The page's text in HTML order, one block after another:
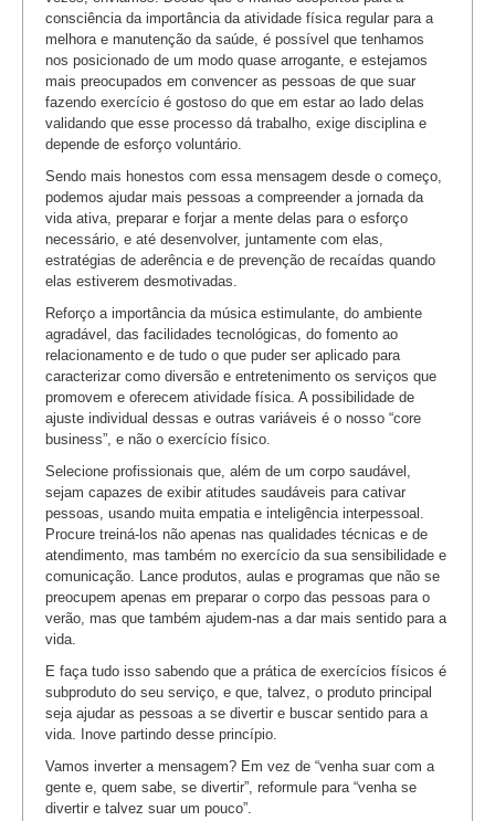
consciência da importância da atividade física regular para a
melhora e manutenção da saúde, é possível que tenhamos
nos posicionado de um modo quase arrogante, e estejamos
mais preocupados em convencer as pessoas de que suar
fazendo exercício é gostoso do que em estar ao lado delas
validando que esse processo dá trabalho, exige disciplina e
depende de esforço voluntário.
Sendo mais honestos com essa mensagem desde o começo,
podemos ajudar mais pessoas a compreender a jornada da
vida ativa, preparar e forjar a mente delas para o esforço
necessário, e até desenvolver, juntamente com elas,
estratégias de aderência e de prevenção de recaídas quando
elas estiverem desmotivadas.
Reforço a importância da música estimulante, do ambiente
agradável, das facilidades tecnológicas, do fomento ao
relacionamento e de tudo o que puder ser aplicado para
caracterizar como diversão e entretenimento os serviços que
promovem e oferecem atividade física. A possibilidade de
ajuste individual dessas e outras variáveis é o nosso “core
business”, e não o exercício físico.
Selecione profissionais que, além de um corpo saudável,
sejam capazes de exibir atitudes saudáveis para cativar
pessoas, usando muita empatia e inteligência interpessoal.
Procure treiná-los não apenas nas qualidades técnicas e de
atendimento, mas também no exercício da sua sensibilidade e
comunicação. Lance produtos, aulas e programas que não se
preocupem apenas em preparar o corpo das pessoas para o
verão, mas que também ajudem-nas a dar mais sentido para a
vida.
E faça tudo isso sabendo que a prática de exercícios físicos é
subproduto do seu serviço, e que, talvez, o produto principal
seja ajudar as pessoas a se divertir e buscar sentido para a
vida. Inove partindo desse princípio.
Vamos inverter a mensagem? Em vez de “venha suar com a
gente e, quem sabe, se divertir”, reformule para “venha se
divertir e talvez suar um pouco”.